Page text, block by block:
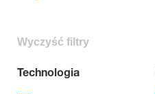
Wyczyść filtry
Technologia